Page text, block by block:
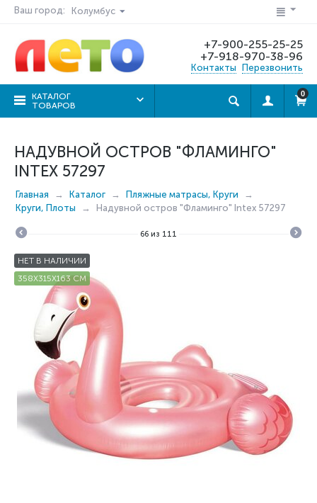
Ваш город: Колумбус
+7-900-255-25-25
+7-918-970-38-96
Контакты Перезвонить
КАТАЛОГ
ТОВАРОВ
0
НАДУВНОЙ ОСТРОВ "ФЛАМИНГО"
INTEX 57297
Главная Каталог
Пляжные матрасы, Круги
Круги, Плоты
Надувной остров "Фламинго" Intex 57297
66 из 111
НЕТ В НАЛИЧИИ
358Х315Х163 СМ